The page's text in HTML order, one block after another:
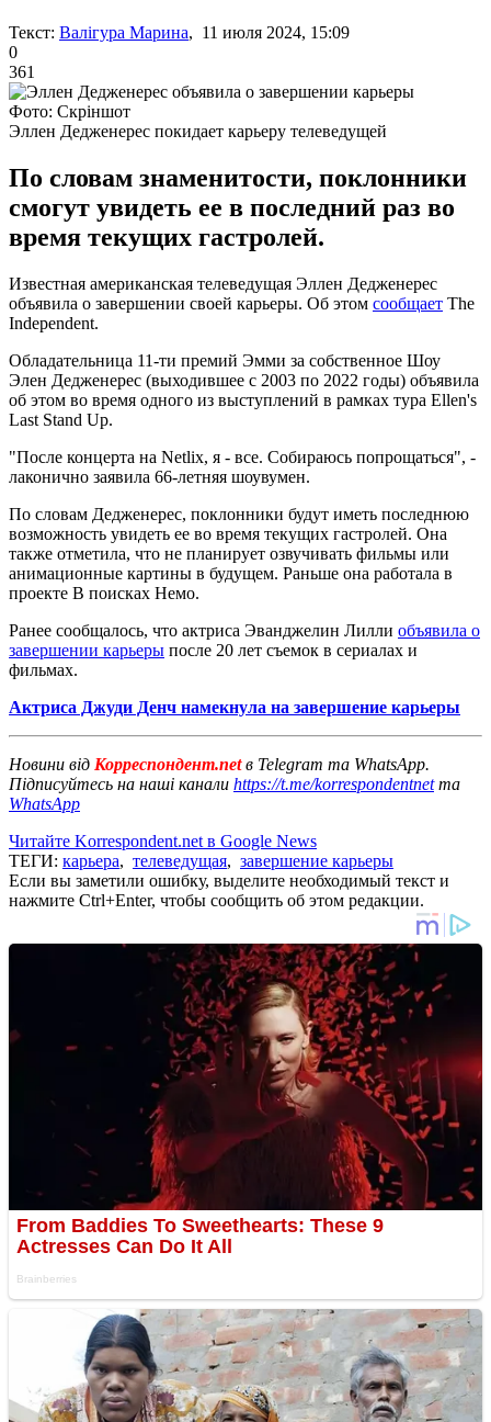
Текст: Валігура Марина, 11 июля 2024, 15:09
0
361
Фото: Скріншот
Эллен Дедженерес покидает карьеру телеведущей
По словам знаменитости, поклонники
смогут увидеть ее в последний раз во
время текущих гастролей.
Известная американская телеведущая Эллен Дедженерес
объявила о завершении своей карьеры. Об этом сообщает The
Independent.
Обладательница 11-ти премий Эмми за собственное Шоу
Элен Дедженерес (выходившее с 2003 по 2022 годы) объявила
об этом во время одного из выступлений в рамках тура Ellen's
Last Stand Up.
"После концерта на Netlix, я - все. Собираюсь попрощаться", -
лаконично заявила 66-летняя шоувумен.
По словам Дедженерес, поклонники будут иметь последнюю
возможность увидеть ее во время текущих гастролей. Она
также отметила, что не планирует озвучивать фильмы или
анимационные картины в будущем. Раньше она работала в
проекте В поисках Немо.
Ранее сообщалось, что актриса Эванджелин Лилли объявила о
завершении карьеры после 20 лет съемок в сериалах и
фильмах.
Актриса Джуди Денч намекнула на завершение карьеры
Новини від Корреспондент.netв Telegram та WhatsApp.
Підписуйтесь на наші канали https://t.me/korrespondentnetта
WhatsApp
Читайте Korrespondent.net в Google News
ТЕГИ: карьера, телеведущая, завершение карьеры
Если вы заметили ошибку, выделите необходимый текст и
нажмите Ctrl+Enter, чтобы сообщить об этом редакции.